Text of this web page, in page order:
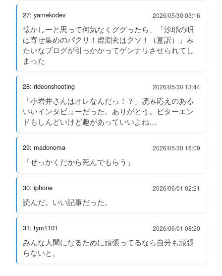
27: yamekodev 2026/05/30 03:16
懐かしーと思って何気なくググったら、「沙耶の唄
は寄せ集めのパクリ！虚淵玄はクソ！（意訳）」み
たいなブログが引っかかってゲンナリさせられてし
まった
28: rideonshooting 2026/05/30 13:44
「小岩井さんはオレなんだっ！？」読み応えのある
いいインタビューだった。ありがとう。ビターエン
ドもしんどいけど趣があっていいよね…
29: madonoma 2026/05/30 16:09
「せっかくだから死んでもらう」
30: iphone 2026/06/01 02:21
読んだ。いい記事だった。
31: tym1101 2026/06/01 08:20
みんな人間になるために頑張ってるなら自分も頑張
らないと。